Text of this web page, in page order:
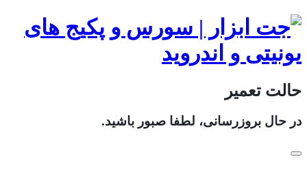
حالت تعمیر
در حال بروزرسانی، لطفا صبور باشید.